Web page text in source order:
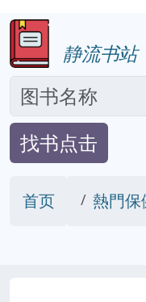
静流书站
找书点击
首页 熱門保